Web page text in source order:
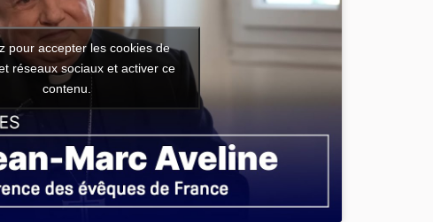
pour accepter les cookies de
réseaux sociaux et activer ce
contenu.